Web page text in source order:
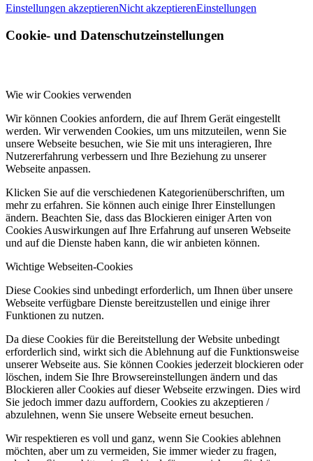
Einstellungen akzeptierenNicht akzeptierenEinstellungen
Cookie- und Datenschutzeinstellungen
Wie wir Cookies verwenden
Wir können Cookies anfordern, die auf Ihrem Gerät eingestellt
werden. Wir verwenden Cookies, um uns mitzuteilen, wenn Sie
unsere Webseite besuchen, wie Sie mit uns interagieren, Ihre
Nutzererfahrung verbessern und Ihre Beziehung zu unserer
Webseite anpassen.
Klicken Sie auf die verschiedenen Kategorienüberschriften, um
mehr zu erfahren. Sie können auch einige Ihrer Einstellungen
ändern. Beachten Sie, dass das Blockieren einiger Arten von
Cookies Auswirkungen auf Ihre Erfahrung auf unseren Webseite
und auf die Dienste haben kann, die wir anbieten können.
Wichtige Webseiten-Cookies
Diese Cookies sind unbedingt erforderlich, um Ihnen über unsere
Webseite verfügbare Dienste bereitzustellen und einige ihrer
Funktionen zu nutzen.
Da diese Cookies für die Bereitstellung der Website unbedingt
erforderlich sind, wirkt sich die Ablehnung auf die Funktionsweise
unserer Webseite aus. Sie können Cookies jederzeit blockieren oder
löschen, indem Sie Ihre Browsereinstellungen ändern und das
Blockieren aller Cookies auf dieser Webseite erzwingen. Dies wird
Sie jedoch immer dazu auffordern, Cookies zu akzeptieren /
abzulehnen, wenn Sie unsere Webseite erneut besuchen.
Wir respektieren es voll und ganz, wenn Sie Cookies ablehnen
möchten, aber um zu vermeiden, Sie immer wieder zu fragen,